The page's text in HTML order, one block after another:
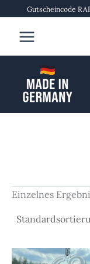
springen
Gutscheincode
Einzelnes